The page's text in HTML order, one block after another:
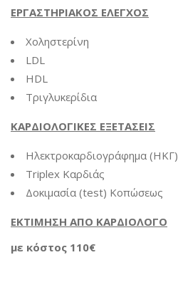
ΕΡΓΑΣΤΗΡΙΑΚΟΣ ΕΛΕΓΧΟΣ
Χοληστερίνη
LDL
HDL
Τριγλυκερίδια
ΚΑΡΔΙΟΛΟΓΙΚΕΣ ΕΞΕΤΑΣΕΙΣ
Ηλεκτροκαρδιογράφημα (ΗΚΓ)
Triplex Καρδιάς
Δοκιμασία (test) Κοπώσεως
ΕΚΤΙΜΗΣΗ ΑΠΟ ΚΑΡΔΙΟΛΟΓΟ
με κόστος 110€